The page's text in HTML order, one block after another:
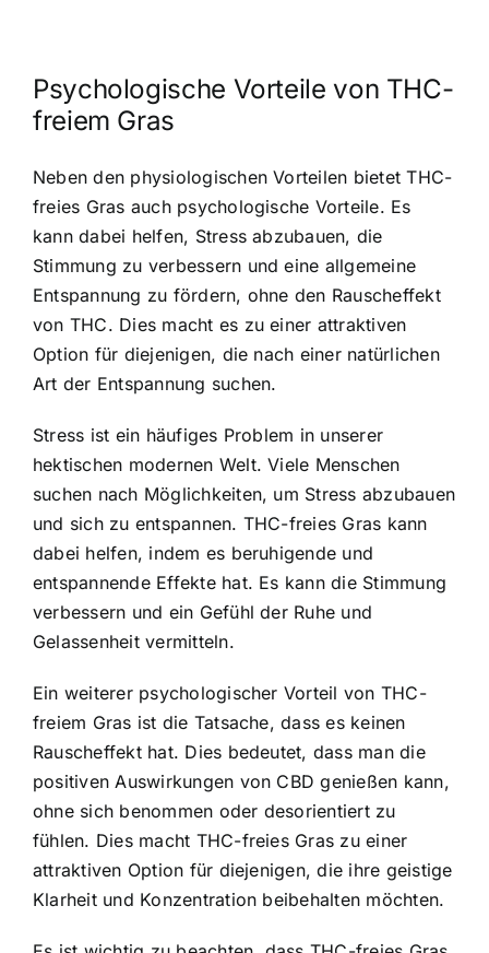
Psychologische Vorteile von THC-
freiem Gras
Neben den physiologischen Vorteilen bietet THC-
freies Gras auch psychologische Vorteile. Es
kann dabei helfen, Stress abzubauen, die
Stimmung zu verbessern und eine allgemeine
Entspannung zu fördern, ohne den Rauscheffekt
von THC. Dies macht es zu einer attraktiven
Option für diejenigen, die nach einer natürlichen
Art der Entspannung suchen.
Stress ist ein häufiges Problem in unserer
hektischen modernen Welt. Viele Menschen
suchen nach Möglichkeiten, um Stress abzubauen
und sich zu entspannen. THC-freies Gras kann
dabei helfen, indem es beruhigende und
entspannende Effekte hat. Es kann die Stimmung
verbessern und ein Gefühl der Ruhe und
Gelassenheit vermitteln.
Ein weiterer psychologischer Vorteil von THC-
freiem Gras ist die Tatsache, dass es keinen
Rauscheffekt hat. Dies bedeutet, dass man die
positiven Auswirkungen von CBD genießen kann,
ohne sich benommen oder desorientiert zu
fühlen. Dies macht THC-freies Gras zu einer
attraktiven Option für diejenigen, die ihre geistige
Klarheit und Konzentration beibehalten möchten.